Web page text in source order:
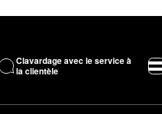
Clavardage avec le service à
la clientèle